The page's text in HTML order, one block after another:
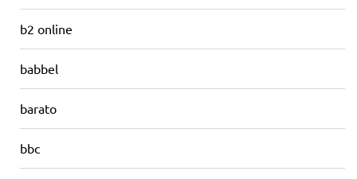
b2 online
babbel
barato
bbc